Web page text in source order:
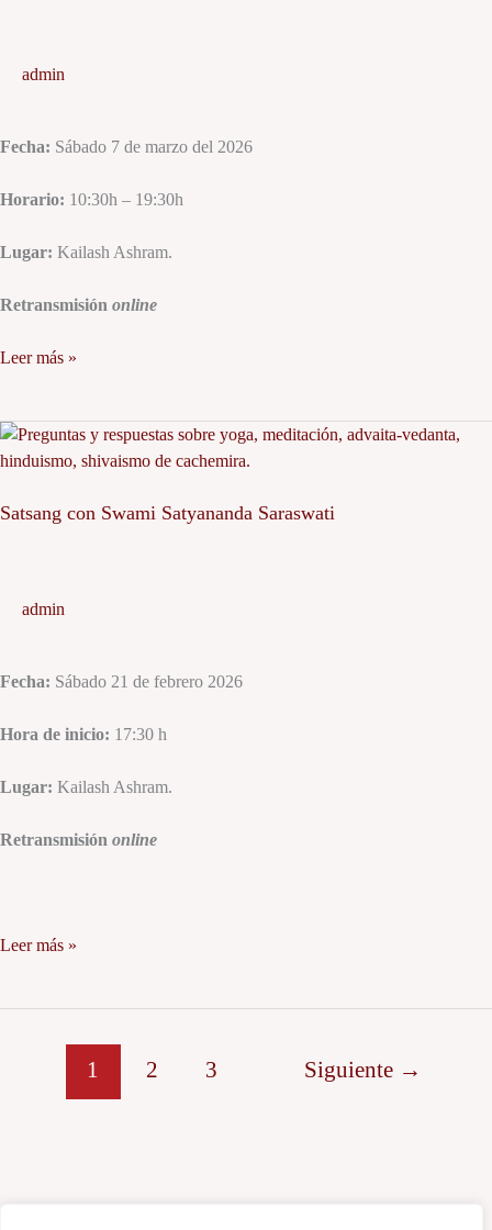
admin
Fecha: Sábado 7 de marzo del 2026
Horario: 10:30h – 19:30h
Lugar: Kailash Ashram.
Retransmisión online
enseñanza
Leer más »
Satsang con Swami Satyananda Saraswati
admin
Fecha: Sábado 21 de febrero 2026
Hora de inicio: 17:30 h
Lugar: Kailash Ashram.
Retransmisión online
Satsang
con
Satyananda
Leer más »
1 2 3 Siguiente →